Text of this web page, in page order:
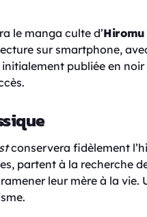
le manga culte d’
sur smartphone,
publiée en noir
conservera fidèlement
partent à la recherche
leur mère à la vie.